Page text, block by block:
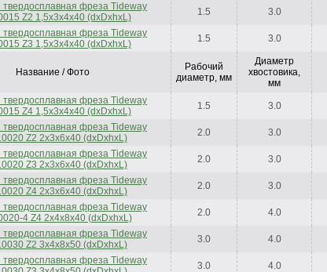
твердосплавная фреза Tideway
Z2 1,5x3x4x40 (dxDxhxL)
1.5 3.0
твердосплавная фреза Tideway
Z3 1,5x3x4x40 (dxDxhxL)
1.5 3.0
Название / Фото
Рабочий
диаметр, мм
Диаметр
хвостовика,
мм
твердосплавная фреза Tideway
Z4 1,5x3x4x40 (dxDxhxL)
1.5 3.0
твердосплавная фреза Tideway
Z2 2x3x6x40 (dxDxhxL)
2.0 3.0
твердосплавная фреза Tideway
Z3 2x3x6x40 (dxDxhxL)
2.0 3.0
твердосплавная фреза Tideway
Z4 2x3x6x40 (dxDxhxL)
2.0 3.0
твердосплавная фреза Tideway
4 Z4 2x4x8x40 (dxDxhxL)
2.0 4.0
твердосплавная фреза Tideway
Z2 3x4x8x50 (dxDxhxL)
3.0 4.0
твердосплавная фреза Tideway
3.0 4.0